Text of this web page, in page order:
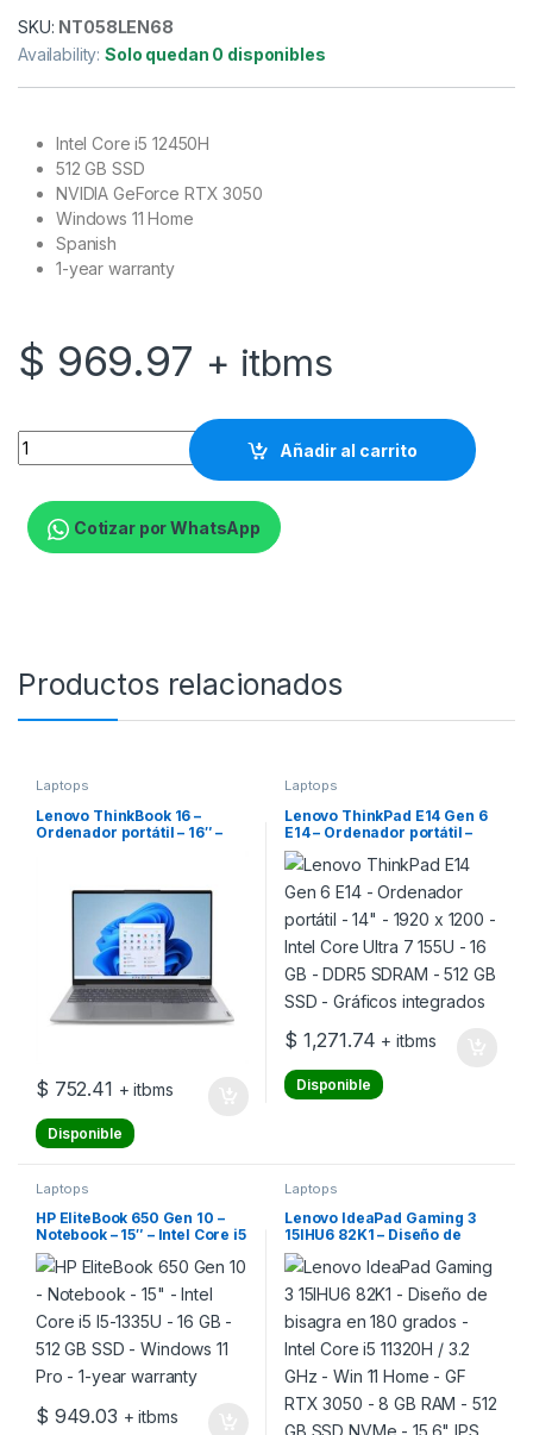
SKU: NT058LEN68
Availability:Solo quedan 0 disponibles
Intel Core i5 12450H
512 GB SSD
NVIDIA GeForce RTX 3050
Windows 11 Home
Spanish
1-year warranty
$ 969.97 + itbms
Lenovo - Notebook - 15.6" - Intel Core i5 12450H - 512 GB
Añadir al carrito
Cotizar por WhatsApp
Productos relacionados
Laptops
Lenovo ThinkBook 16 –
Ordenador portátil – 16″ –
Graphics de Intel – Windows
11 Pro – 1 año de garantía
$ 752.41 + itbms
Disponible
Laptops
Lenovo ThinkPad E14 Gen 6
E14 – Ordenador portátil –
14″ – 1920 x 1200 – Intel Core
Ultra 7 155U – 16 GB – DDR5
SDRAM – 512 GB SSD –
Gráficos integrados
$ 1,271.74 + itbms
Disponible
Laptops
HP EliteBook 650 Gen 10 –
Notebook – 15″ – Intel Core i5
I5-1335U – 16 GB – 512 GB SSD
– Windows 11 Pro – 1-year
warranty
$ 949.03 + itbms
Laptops
Lenovo IdeaPad Gaming 3
15IHU6 82K1 – Diseño de
bisagra en 180 grados – Intel
Core i5 11320H / 3.2 GHz –
Win 11 Home – GF RTX 3050 –
8 GB RAM – 512 GB SSD
NVMe – 15.6″ IPS 1920 x
1080 (Full HD) @ 120